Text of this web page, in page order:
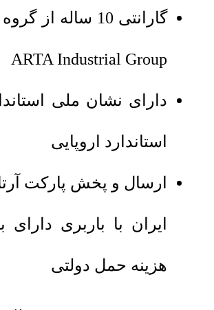
گارانتی 10 ساله
ARTA Industrial Group
دارای نشان ملی
استاندارد اروپایی
ارسال و پخش پارکت
ایران با باربری دارای
هزینه حمل دولتی